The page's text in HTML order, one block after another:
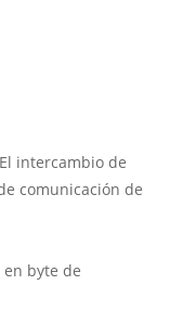
intercambio de
comunicación de
byte de